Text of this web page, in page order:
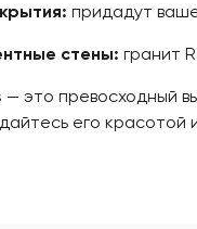
придадут
стены: гранит
— это превосходный
его красотой